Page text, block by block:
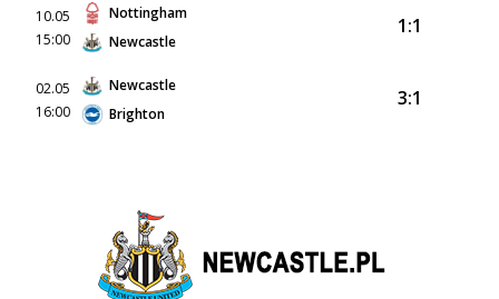
10.05
15:00
Nottingham
Newcastle
1:1
02.05
16:00
Newcastle
Brighton
3:1